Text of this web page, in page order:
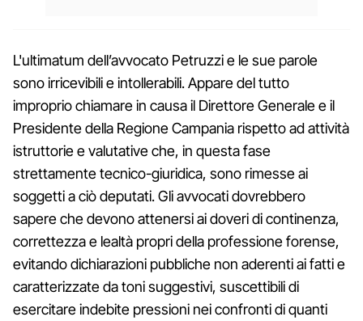
L'ultimatum dell’avvocato Petruzzi e le sue parole
sono irricevibili e intollerabili. Appare del tutto
improprio chiamare in causa il Direttore Generale e il
Presidente della Regione Campania rispetto ad attività
istruttorie e valutative che, in questa fase
strettamente tecnico-giuridica, sono rimesse ai
soggetti a ciò deputati. Gli avvocati dovrebbero
sapere che devono attenersi ai doveri di continenza,
correttezza e lealtà propri della professione forense,
evitando dichiarazioni pubbliche non aderenti ai fatti e
caratterizzate da toni suggestivi, suscettibili di
esercitare indebite pressioni nei confronti di quanti